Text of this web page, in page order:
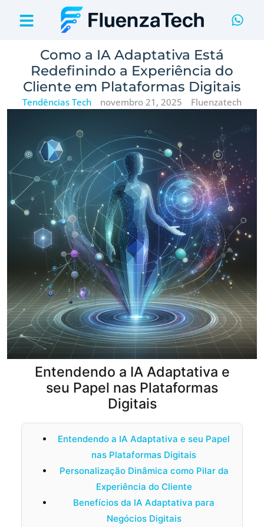
Como a IA Adaptativa Está
Redefinindo a Experiência do
Cliente em Plataformas Digitais
Tendências Tech novembro 21, 2025 Fluenzatech
Entendendo a IA Adaptativa e
seu Papel nas Plataformas
Digitais
Entendendo a IA Adaptativa e seu Papel
nas Plataformas Digitais
Personalização Dinâmica como Pilar da
Experiência do Cliente
Benefícios da IA Adaptativa para
Negócios Digitais